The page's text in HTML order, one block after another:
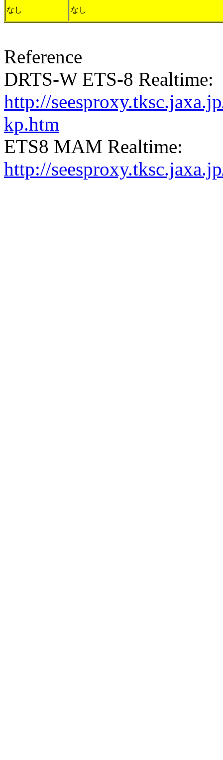
なし なし
Reference
DRTS-W ETS-8 Realtime:
http://
kp.htm
ETS8 MAM Realtime:
http://